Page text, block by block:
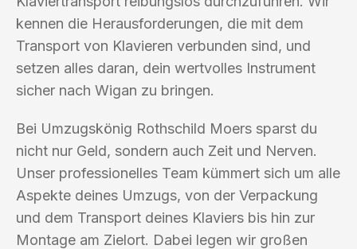
kennen die Herausforderungen, die mit dem
Transport von Klavieren verbunden sind, und
setzen alles daran, dein wertvolles Instrument
sicher nach Wigan zu bringen.
Bei Umzugskönig Rothschild Moers sparst du
nicht nur Geld, sondern auch Zeit und Nerven.
Unser professionelles Team kümmert sich um alle
Aspekte deines Umzugs, von der Verpackung
und dem Transport deines Klaviers bis hin zur
Montage am Zielort. Dabei legen wir großen